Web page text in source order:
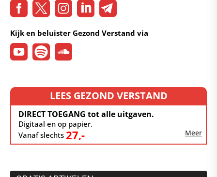
Kijk en beluister Gezond Verstand via
LEES GEZOND VERSTAND
DIRECT TOEGANG tot alle uitgaven.
Digitaal en op papier.
Vanaf slechts 27,- Meer